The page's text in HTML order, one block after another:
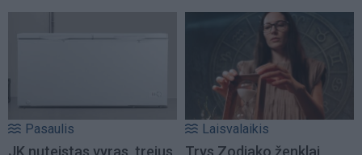
Pasaulis
JK nuteistas vyras, trejus
Laisvalaikis
Trys Zodiako ženklai,